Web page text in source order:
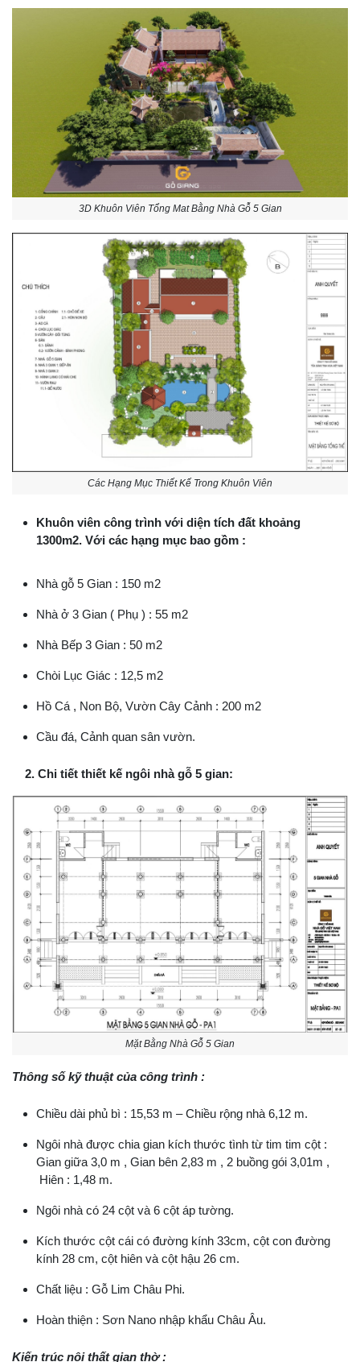
3D Khuôn Viên Tổng Mat Bằng Nhà Gỗ 5 Gian
Các Hạng Mục Thiết Kế Trong Khuôn Viên
Khuôn viên công trình với diện tích đất khoảng
1300m2. Với các hạng mục bao gồm :
Nhà gỗ 5 Gian : 150 m2
Nhà ở 3 Gian ( Phụ ) : 55 m2
Nhà Bếp 3 Gian : 50 m2
Chòi Lục Giác : 12,5 m2
Hồ Cá , Non Bộ, Vườn Cây Cảnh : 200 m2
Cầu đá, Cảnh quan sân vườn.
2. Chi tiết thiết kế ngôi nhà gỗ 5 gian:
Mặt Bằng Nhà Gỗ 5 Gian
Thông số kỹ thuật của công trình :
Chiều dài phủ bì : 15,53 m – Chiều rộng nhà 6,12 m.
Ngôi nhà được chia gian kích thước tình từ tim tim cột :
Gian giữa 3,0 m , Gian bên 2,83 m , 2 buồng gói 3,01m ,
Hiên : 1,48 m.
Ngôi nhà có 24 cột và 6 cột áp tường.
Kích thước cột cái có đường kính 33cm, cột con đường
kính 28 cm, cột hiên và cột hậu 26 cm.
Chất liệu : Gỗ Lim Châu Phi.
Hoàn thiện : Sơn Nano nhập khẩu Châu Âu.
Kiến trúc nội thất gian thờ :